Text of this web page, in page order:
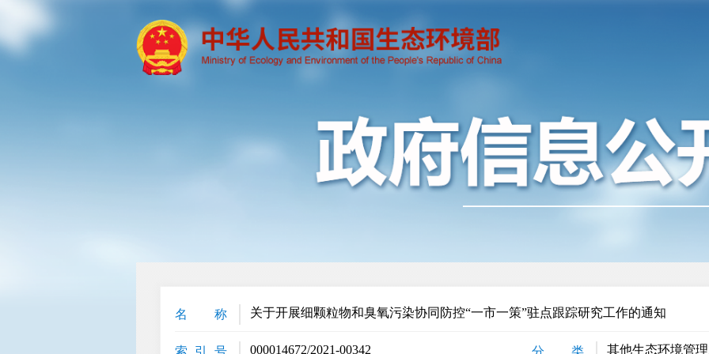
名 称 关于开展细颗粒物和臭氧污染协同防控“一市一策”驻点跟踪研究工作的通知
索 引 号 000014672/2021-00342 分 类 其他生态环境管